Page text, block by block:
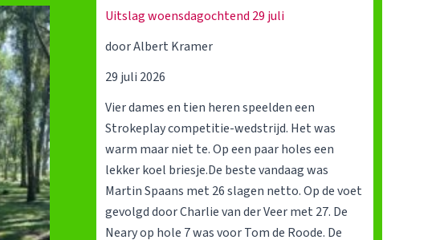
Uitslag woensdagochtend 29 juli
door Albert Kramer
29 juli 2026
Vier dames en tien heren speelden een
Strokeplay competitie-wedstrijd. Het was
warm maar niet te. Op een paar holes een
lekker koel briesje.De beste vandaag was
Martin Spaans met 26 slagen netto. Op de voet
gevolgd door Charlie van der Veer met 27. De
Neary op hole 7 was voor Tom de Roode. De